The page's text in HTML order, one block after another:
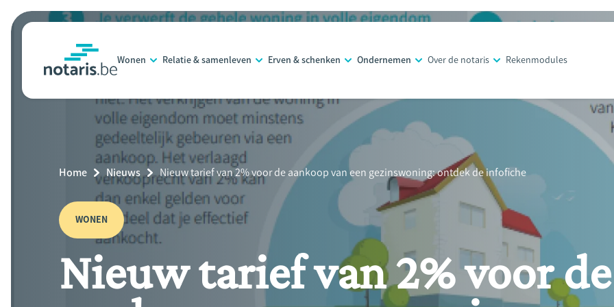
Overslaan
en
inhoud
Wonen Relatie & samenleven Erven & schenken Ondernemen Over de notaris Rekenmodules
Breadcrumb
Home Nieuws
Current
Page:
Nieuw tarief van 2% voor de aankoop van een gezinswoning: ontdek de infofiche
WONEN
Nieuw tarief van 2% voor de